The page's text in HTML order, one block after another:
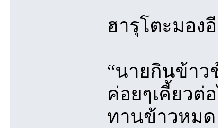
ฮารุโตะมอง
“นายกินข้าว
ค่อยๆเคี้ยวต่
ทานข้าวหมด